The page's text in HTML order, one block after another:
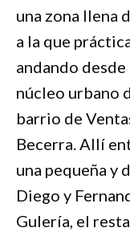
una zona llena
a la que
andando
núcleo urbano
barrio de
Becerra. Allí
una pequeña y
Diego y
Gulería, el